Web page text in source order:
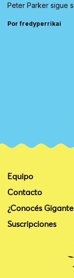
Peter Parker sigue
Por fredyperrikai
Equipo
Contacto
¿Conocés
Suscripciones